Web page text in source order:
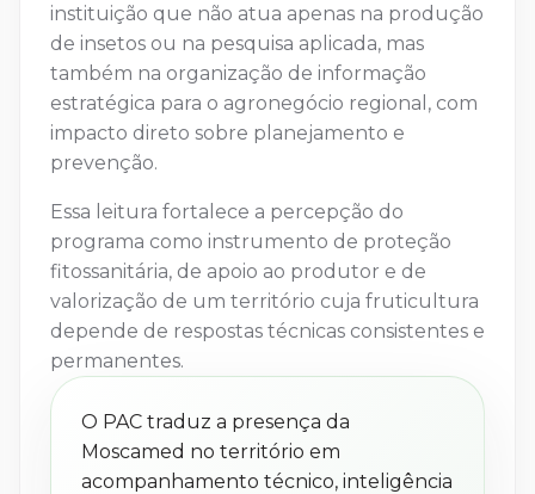
instituição que não atua apenas na produção
de insetos ou na pesquisa aplicada, mas
também na organização de informação
estratégica para o agronegócio regional, com
impacto direto sobre planejamento e
prevenção.
Essa leitura fortalece a percepção do
programa como instrumento de proteção
fitossanitária, de apoio ao produtor e de
valorização de um território cuja fruticultura
depende de respostas técnicas consistentes e
permanentes.
O PAC traduz a presença da
Moscamed no território em
acompanhamento técnico, inteligência